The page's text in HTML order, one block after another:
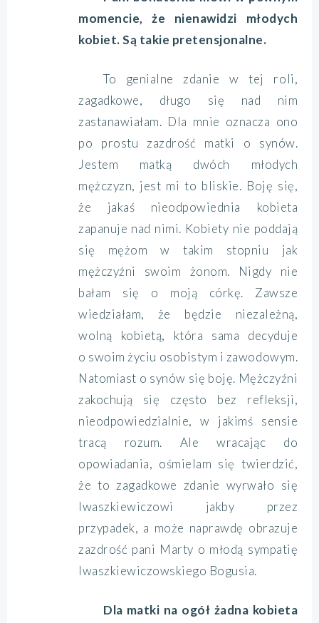
momencie, że nienawidzi młodych
kobiet. Są takie pretensjonalne.
To genialne zdanie w tej roli,
zagadkowe, długo się nad nim
zastanawiałam. Dla mnie oznacza ono
po prostu zazdrość matki o synów.
Jestem matką dwóch młodych
mężczyzn, jest mi to bliskie. Boję się,
że jakaś nieodpowiednia kobieta
zapanuje nad nimi. Kobiety nie poddają
się mężom w takim stopniu jak
mężczyźni swoim żonom. Nigdy nie
bałam się o moją córkę. Zawsze
wiedziałam, że będzie niezależną,
wolną kobietą, która sama decyduje
o swoim życiu osobistym i zawodowym.
Natomiast o synów się boję. Mężczyźni
zakochują się często bez refleksji,
nieodpowiedzialnie, w jakimś sensie
tracą rozum. Ale wracając do
opowiadania, ośmielam się twierdzić,
że to zagadkowe zdanie wyrwało się
Iwaszkiewiczowi jakby przez
przypadek, a może naprawdę obrazuje
zazdrość pani Marty o młodą sympatię
Iwaszkiewiczowskiego Bogusia.
Dla matki na ogół żadna kobieta